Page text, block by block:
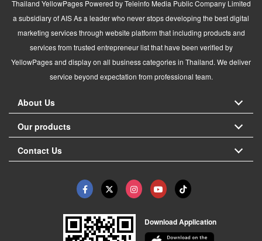
Thailand YellowPages Powered by Teleinfo Media Public Company Limited
a subsidiary of AIS As a leader who never stops developing the best digital
marketing services through website platform that including products and
services from trusted entrepreneur list that have been verified by
YellowPages and display on all business categories in Thailand. We deliver
service beyond expectation from professional team.
About Us
Our products
Contact Us
Download Application